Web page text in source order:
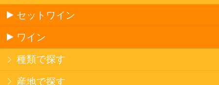
北海道産酒
ソフトドリンク
お茶
スポーツドリンク